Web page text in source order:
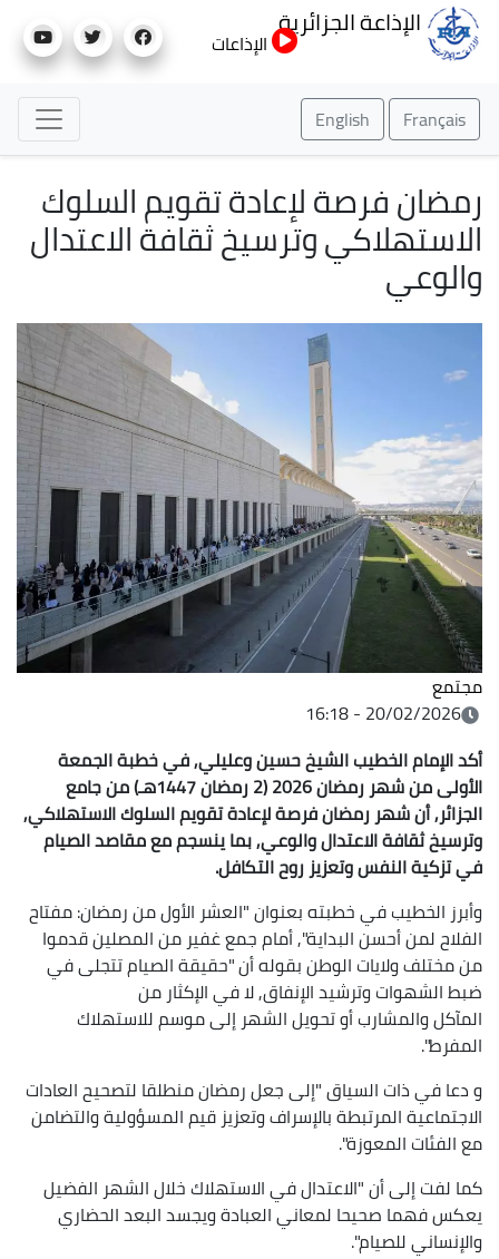
إلى
الإذاعة الجزائرية
الإذاعات
Français
English
رمضان فرصة لإعادة تقويم السلوك
الاستهلاكي وترسيخ ثقافة الاعتدال
والوعي
مجتمع
20/02/2026 - 16:18
أكد الإمام الخطيب الشيخ حسين وعليلي, في خطبة الجمعة
الأولى من شهر رمضان 2026 (2 رمضان 1447هـ) من جامع
الجزائر, أن شهر رمضان فرصة لإعادة تقويم السلوك الاستهلاكي,
وترسيخ ثقافة الاعتدال والوعي, بما ينسجم مع مقاصد الصيام
في تزكية النفس وتعزيز روح التكافل.
وأبرز الخطيب في خطبته بعنوان "العشر الأول من رمضان: مفتاح
الفلاح لمن أحسن البداية", أمام جمع غفير من المصلين قدموا
من مختلف ولايات الوطن بقوله أن "حقيقة الصيام تتجلى في
ضبط الشهوات وترشيد الإنفاق, لا في الإكثار من
المآكل والمشارب أو تحويل الشهر إلى موسم للاستهلاك
المفرط".
و دعا في ذات السياق "إلى جعل رمضان منطلقا لتصحيح العادات
الاجتماعية المرتبطة بالإسراف وتعزيز قيم المسؤولية والتضامن
مع الفئات المعوزة".
كما لفت إلى أن "الاعتدال في الاستهلاك خلال الشهر الفضيل
يعكس فهما صحيحا لمعاني العبادة ويجسد البعد الحضاري
والإنساني للصيام".